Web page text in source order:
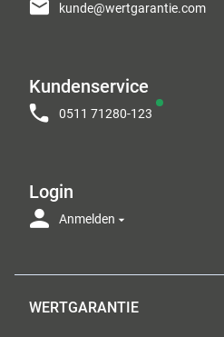
kunde@wertgarantie.com
Kundenservice
0511 71280-123
Login
Anmelden
WERTGARANTIE